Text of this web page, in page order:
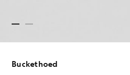
Buckethoed